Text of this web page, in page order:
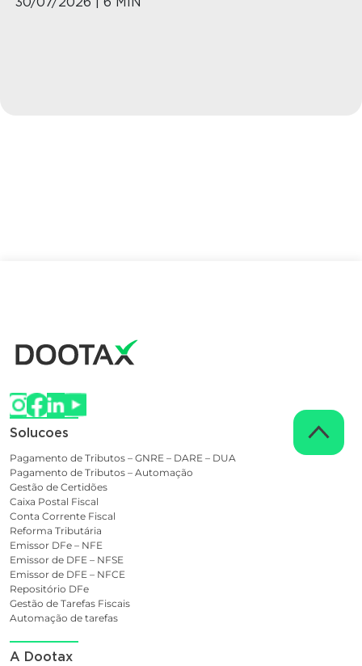
Solucoes
Pagamento de Tributos – GNRE – DARE – DUA
Pagamento de Tributos – Automação
Gestão de Certidões
Caixa Postal Fiscal
Conta Corrente Fiscal
Reforma Tributária
Emissor DFe – NFE
Emissor de DFE – NFSE
Emissor de DFE – NFCE
Repositório DFe
Gestão de Tarefas Fiscais
Automação de tarefas
A Dootax